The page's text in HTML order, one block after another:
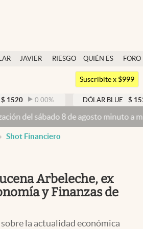
JAVIER
RIESGO
QUIÉN ES
QUIÉN
FORO
Argentina
México
Suscribite x $999
0.00% DÓLAR BLUE $ 1525 -0.33
8 de agosto minuto a minuto
Shot Financiero
Arbeleche, ex
y Finanzas de
la actualidad económica